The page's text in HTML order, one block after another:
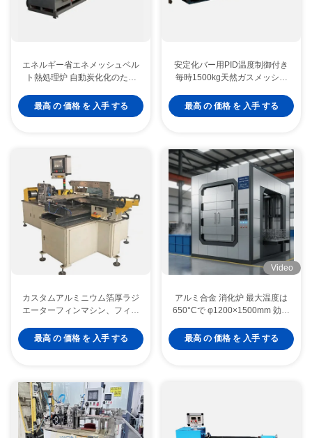
エネルギー省エネメッシュベル
ト熱処理炉 自動炭化化のため
最高 の 価格 を 入手 する
安定化バー用PID温度制御付き
毎時1500kg天然ガスメッシュ
最高 の 価格 を 入手 する
カスタムアルミニウム箔厚ラジ
エーターフィンマシン、フィン
600mmで設計され、一貫した
最高 の 価格 を 入手 する
Video
アルミ合金 消化炉 最大温度は
650°Cで φ1200×1500mm 効果
最高 の 価格 を 入手 する